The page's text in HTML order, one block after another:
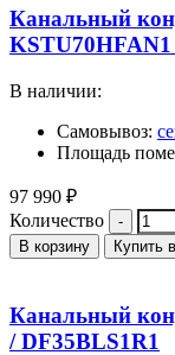
Канальный
В наличии:
Самовывоз:
Площадь
97 990 ₽
Количество
В корзину Купить
Канальный
/ DF35BLS1R1